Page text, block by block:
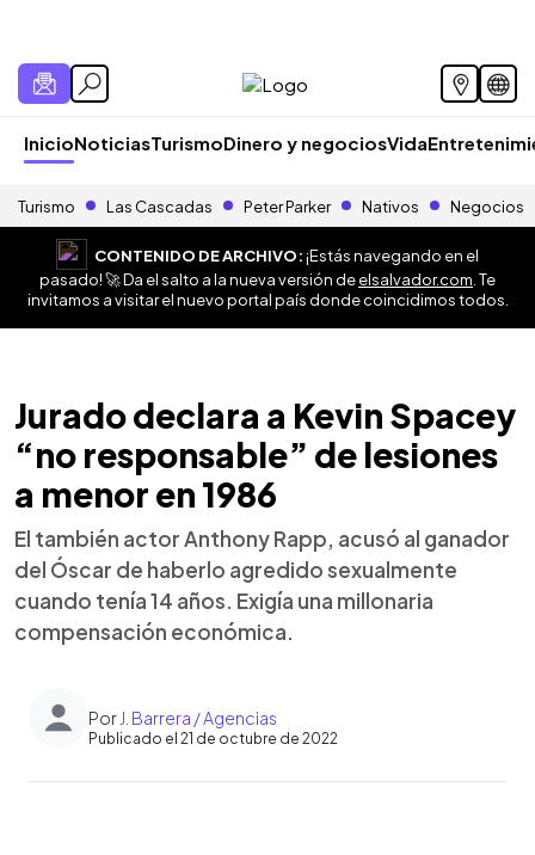
InicioNoticiasTurismoDinero y negociosVida
Turismo Las Cascadas Peter Parker Nativos Negocios
CONTENIDO DE ARCHIVO:¡Estás navegando en el
pasado! 🚀 Da el salto a la nueva versión deelsalvador.com . Te
invitamos a visitar el nuevo portal país donde coincidimos todos.
Jurado declara a Kevin Spacey
“no responsable” de lesiones
a menor en 1986
El también actor Anthony Rapp, acusó al ganador
del Óscar de haberlo agredido sexualmente
cuando tenía 14 años. Exigía una millonaria
compensación económica.
Por J. Barrera / Agencias
Publicado el 21 de octubre de 2022